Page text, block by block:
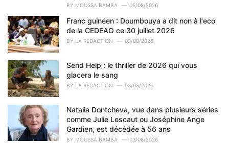
s
:
BY MOUSSA BAMBA 06/08/2026
Franc guinéen : Doumbouya a dit non à l'eco
de la CEDEAO ce 30 juillet 2026
BY LA REDACTION 03/08/2026
Send Help : le thriller de 2026 qui vous
glacera le sang
BY LA REDACTION 03/08/2026
Natalia Dontcheva, vue dans plusieurs séries
comme Julie Lescaut ou Joséphine Ange
Gardien, est décédée à 56 ans
BY MOUSSA BAMBA 03/08/2026